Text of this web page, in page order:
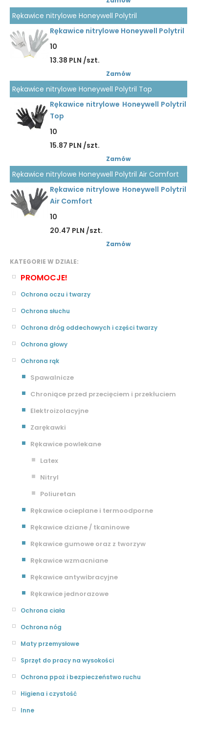
KATEGORIE W DZIALE:
PROMOCJE!
Ochrona oczu i twarzy
Ochrona słuchu
Ochrona dróg oddechowych i części twarzy
Ochrona głowy
Ochrona rąk
Spawalnicze
Chroniące przed przecięciem i przekłuciem
Elektroizolacyjne
Zarękawki
Rękawice powlekane
Latex
Nitryl
Poliuretan
Rękawice ocieplane i termoodporne
Rękawice dziane / tkaninowe
Rękawice gumowe oraz z tworzyw
Rękawice wzmacniane
Rękawice antywibracyjne
Rękawice jednorazowe
Ochrona ciała
Ochrona nóg
Maty przemysłowe
Sprzęt do pracy na wysokości
Ochrona ppoż i bezpieczeństwo ruchu
Higiena i czystość
Inne
Rękawice nitrylowe Honeywell Polytril
Rękawice nitrylowe Honeywell Polytril
10
13.38 PLN /szt.
Zamów
Rękawice nitrylowe Honeywell Polytril Top
Rękawice nitrylowe Honeywell Polytril
Top
10
15.87 PLN /szt.
Zamów
Rękawice nitrylowe Honeywell Polytril Air Comfort
Rękawice nitrylowe Honeywell Polytril
Air Comfort
10
20.47 PLN /szt.
Zamów